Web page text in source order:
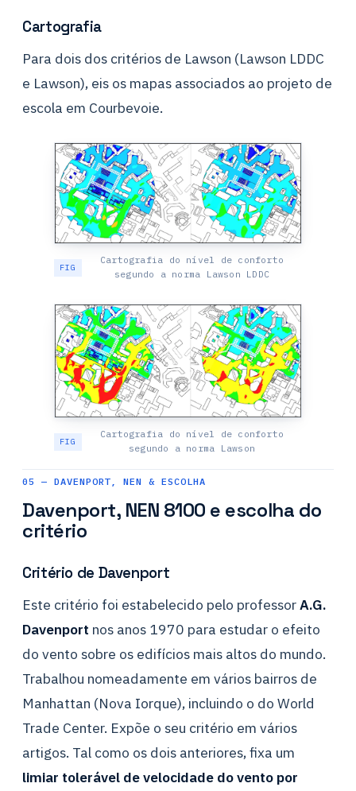
Cartografia
Para dois dos critérios de Lawson (Lawson LDDC
e Lawson), eis os mapas associados ao projeto de
escola em Courbevoie.
Cartografia do nível de conforto
segundo a norma Lawson LDDC
Cartografia do nível de conforto
segundo a norma Lawson
05 — DAVENPORT, NEN & ESCOLHA
Davenport, NEN 8100 e escolha do
critério
Critério de Davenport
Este critério foi estabelecido pelo professorA.G.
Davenport nos anos 1970 para estudar o efeito
do vento sobre os edifícios mais altos do mundo.
Trabalhou nomeadamente em vários bairros de
Manhattan (Nova Iorque), incluindo o do World
Trade Center. Expõe o seu critério em vários
artigos. Tal como os dois anteriores, fixa um
limiar tolerável de velocidade do vento por